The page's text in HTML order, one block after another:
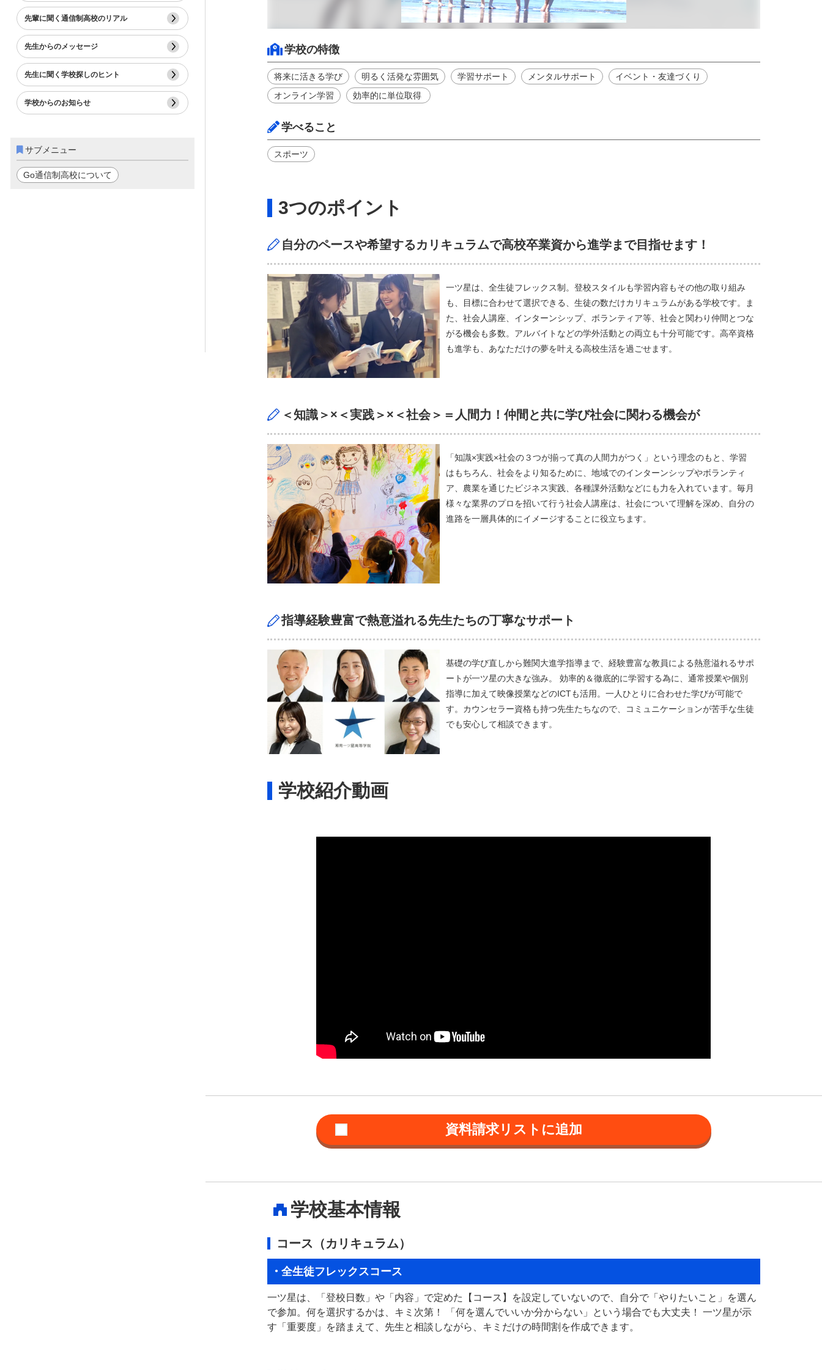
先輩に聞く通信制高校のリアル
先生からのメッセージ
先生に聞く学校探しのヒント
学校からのお知らせ
サブメニュー
Go通信制高校について
学校の特徴
将来に活きる学び 明るく活発な雰囲気 学習サポート メンタルサポート
イベント・友達づくり
オンライン学習
効率的に単位取得
学べること
スポーツ
3つのポイント
自分のペースや希望するカリキュラムで高校卒業資から進学まで目指せます！
一ツ星は、全生徒フレックス制。登校スタイルも学習内容もその他の取り組み
も、目標に合わせて選択できる、生徒の数だけカリキュラムがある学校です。ま
た、社会人講座、インターンシップ、ボランティア等、社会と関わり仲間とつな
がる機会も多数。アルバイトなどの学外活動との両立も十分可能です。高卒資格
も進学も、あなただけの夢を叶える高校生活を過ごせます。
＜知識＞×＜実践＞×＜社会＞＝人間力！仲間と共に学び社会に関わる機会が
「知識×実践×社会の３つが揃って真の人間力がつく」という理念のもと、学習
はもちろん、社会をより知るために、地域でのインターンシップやボランティ
ア、農業を通じたビジネス実践、各種課外活動などにも力を入れています。毎月
様々な業界のプロを招いて行う社会人講座は、社会について理解を深め、自分の
進路を一層具体的にイメージすることに役立ちます。
指導経験豊富で熱意溢れる先生たちの丁寧なサポート
基礎の学び直しから難関大進学指導まで、経験豊富な教員による熱意溢れるサポ
ートが一ツ星の大きな強み。 効率的＆徹底的に学習する為に、通常授業や個別
指導に加えて映像授業などのICTも活用。一人ひとりに合わせた学びが可能で
す。カウンセラー資格も持つ先生たちなので、コミュニケーションが苦手な生徒
でも安心して相談できます。
学校紹介動画
学校基本情報
コース（カリキュラム）
全生徒フレックスコース
一ツ星は、「登校日数」や「内容」で定めた【コース】を設定していないので、自分で「やりたいこと」を選ん
で参加。何を選択するかは、キミ次第！ 「何を選んでいいか分からない」という場合でも大丈夫！ 一ツ星が示
す「重要度」を踏まえて、先生と相談しながら、キミだけの時間割を作成できます。